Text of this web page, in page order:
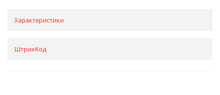
Характеристики
ШтрихКод